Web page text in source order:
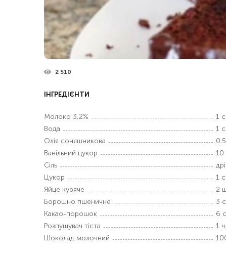
2 510
ІНГРЕДІЄНТИ
Молоко 3,2%
1
Вода
1
Олія соняшникова
Ванільний цукор
10
Сіль
Цукор
1
Яйце куряче
2
Борошно пшеничне
3
Какао-порошок
6
Розпушувач тіста
1
Шоколад молочний